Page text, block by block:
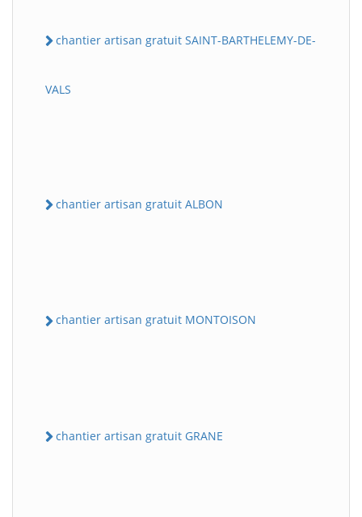
chantier artisan gratuit SAINT-BARTHELEMY-DE-
VALS
chantier artisan gratuit ALBON
chantier artisan gratuit MONTOISON
chantier artisan gratuit GRANE